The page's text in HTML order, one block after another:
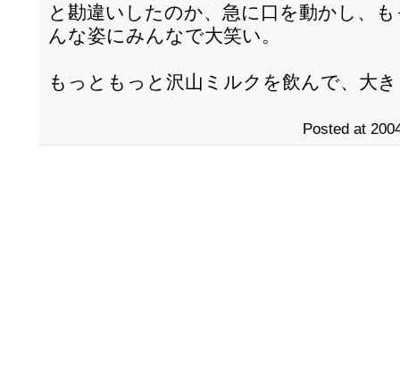
と勘違いしたのか、急に口を動かし、
んな姿にみんなで大笑い。
もっともっと沢山ミルクを飲んで、大
Posted at